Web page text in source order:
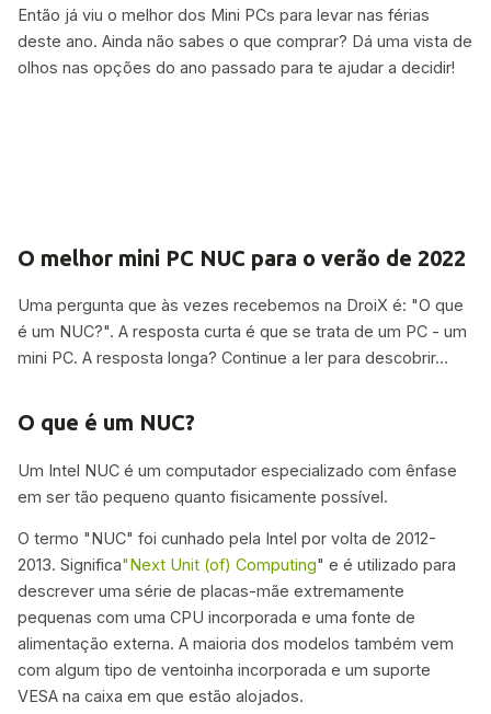
Então já viu o melhor dos Mini PCs para levar nas férias
deste ano. Ainda não sabes o que comprar? Dá uma vista de
olhos nas opções do ano passado para te ajudar a decidir!
O melhor mini PC NUC para o verão de 2022
Uma pergunta que às vezes recebemos na DroiX é: "O que
é um NUC?". A resposta curta é que se trata de um PC - um
mini PC. A resposta longa? Continue a ler para descobrir…
O que é um NUC?
Um Intel NUC é um computador especializado com ênfase
em ser tão pequeno quanto fisicamente possível.
O termo "NUC" foi cunhado pela Intel por volta de 2012-
2013. Significa"Next Unit (of) Computing" e é utilizado para
descrever uma série de placas-mãe extremamente
pequenas com uma CPU incorporada e uma fonte de
alimentação externa. A maioria dos modelos também vem
com algum tipo de ventoinha incorporada e um suporte
VESA na caixa em que estão alojados.